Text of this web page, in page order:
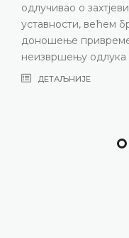
одлучивао о
уставности, већем
доношење
неизвршењу одлука
ДЕТАЉНИЈЕ